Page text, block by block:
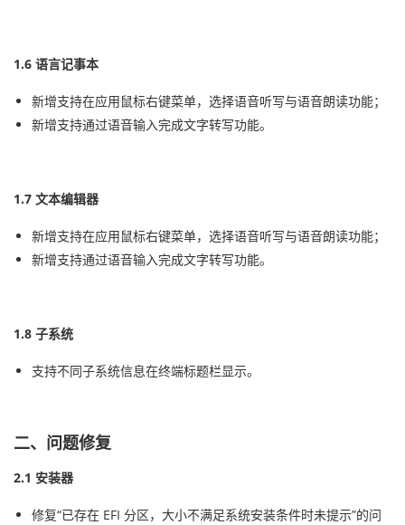
1.6 语言记事本
新增支持在应用鼠标右键菜单，选择语音听写与语音朗读功能；
新增支持通过语音输入完成文字转写功能。
1.7 文本编辑器
新增支持在应用鼠标右键菜单，选择语音听写与语音朗读功能；
新增支持通过语音输入完成文字转写功能。
1.8 子系统
支持不同子系统信息在终端标题栏显示。
二、问题修复
2.1 安装器
修复“已存在 EFI 分区，大小不满足系统安装条件时未提示”的问